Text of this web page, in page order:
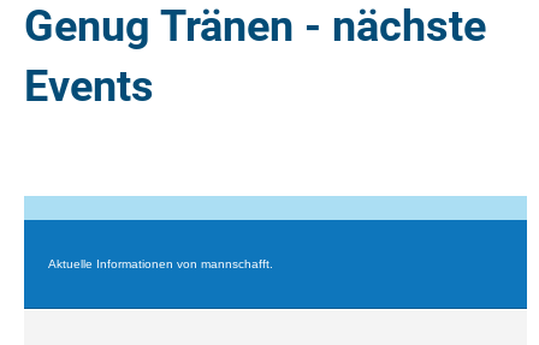
Genug Tränen - nächste
Events
Aktuelle Informationen von mannschafft.